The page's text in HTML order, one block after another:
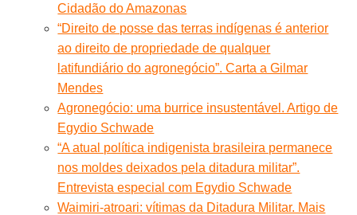
Cidadão do Amazonas
“Direito de posse das terras indígenas é anterior
ao direito de propriedade de qualquer
latifundiário do agronegócio”. Carta a Gilmar
Mendes
Agronegócio: uma burrice insustentável. Artigo de
Egydio Schwade
“A atual política indigenista brasileira permanece
nos moldes deixados pela ditadura militar”.
Entrevista especial com Egydio Schwade
Waimiri-atroari: vítimas da Ditadura Militar. Mais